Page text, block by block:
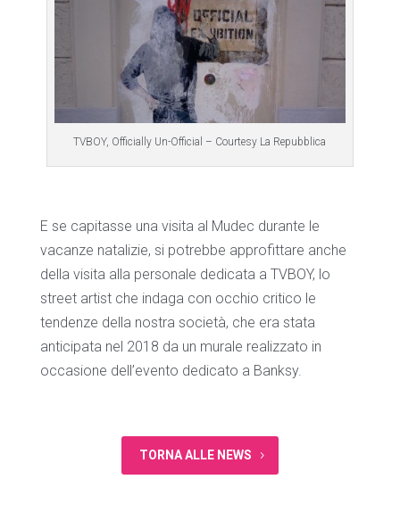
TVBOY, Officially Un-Official – Courtesy La Repubblica
E se capitasse una visita al Mudec durante le
vacanze natalizie, si potrebbe approfittare anche
della visita alla personale dedicata a TVBOY, lo
street artist che indaga con occhio critico le
tendenze della nostra società, che era stata
anticipata nel 2018 da un murale realizzato in
occasione dell’evento dedicato a Banksy.
TORNA ALLE NEWS